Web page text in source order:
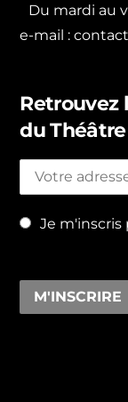
Du mardi au
e-mail :
Retrouvez
du
Je m'inscris